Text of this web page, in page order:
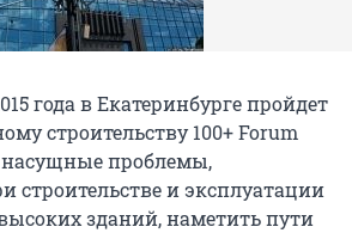
года в Екатеринбурге пройдет
строительству 100+ Forum
насущные проблемы,
строительстве и эксплуатации
зданий, наметить пути